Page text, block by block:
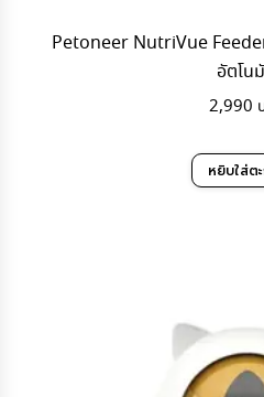
Petoneer NutriVue
อัตโน
2,990
หยิบใส่ต